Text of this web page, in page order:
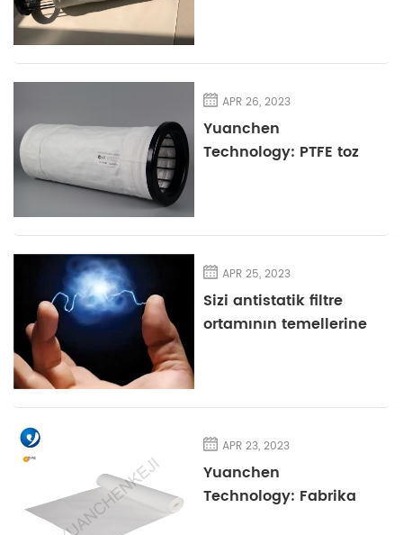
APR 26, 2023
Yuanchen
Technology: PTFE toz
APR 25, 2023
Sizi antistatik filtre
ortamının temellerine
APR 23, 2023
Yuanchen
Technology: Fabrika